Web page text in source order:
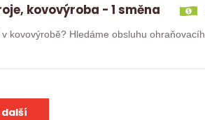
kovovýroba - 1 směna